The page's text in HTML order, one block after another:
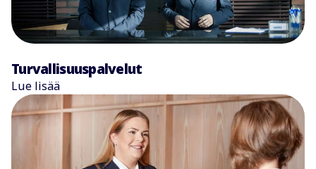
Turvallisuuspalvelut
Lue lisää